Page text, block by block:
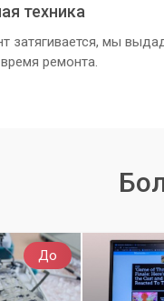
техника
затягивается, мы
ремонта.
До